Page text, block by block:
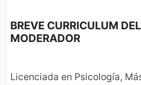
BREVE CURRICULUM DEL
MODERADOR
Licenciada en Psicología,